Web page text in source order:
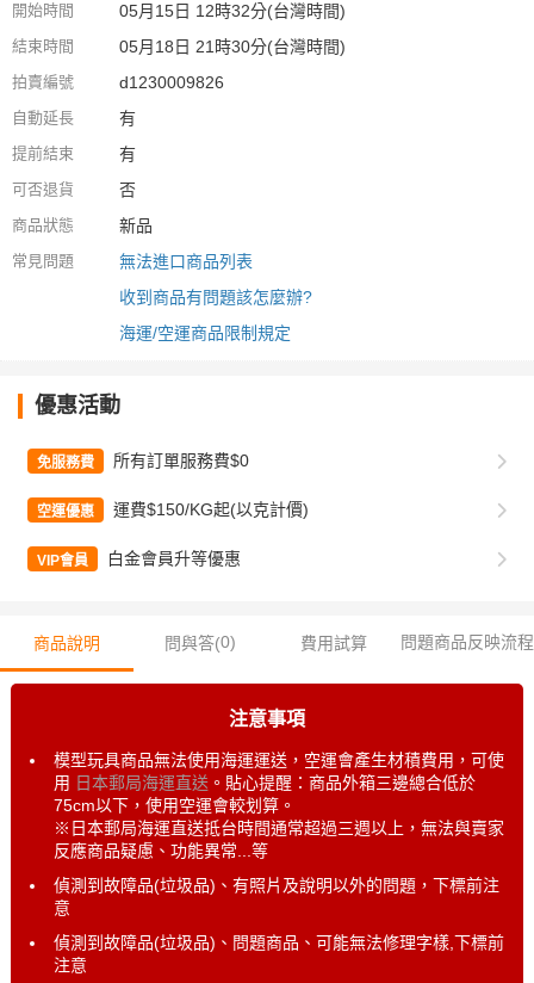
開始時間 05月15日 12時32分(台灣時間)
結束時間 05月18日 21時30分(台灣時間)
拍賣編號 d1230009826
自動延長 有
提前結束 有
可否退貨 否
商品狀態 新品
常見問題
無法進口商品列表
收到商品有問題該怎麼辦?
海運/空運商品限制規定
優惠活動
免服務費 所有訂單服務費$0
空運優惠 運費$150/KG起(以克計價)
VIP會員 白金會員升等優惠
商品說明 問與答(0) 費用試算 問題商品反映流程
注意事項
模型玩具商品無法使用海運運送，空運會產生材積費用，可使
用 日本郵局海運直送。貼心提醒：商品外箱三邊總合低於
75cm以下，使用空運會較划算。
※日本郵局海運直送抵台時間通常超過三週以上，無法與賣家
反應商品疑慮、功能異常...等
偵測到故障品(垃圾品)、有照片及說明以外的問題，下標前注
意
偵測到故障品(垃圾品)、問題商品、可能無法修理字樣,下標前
注意